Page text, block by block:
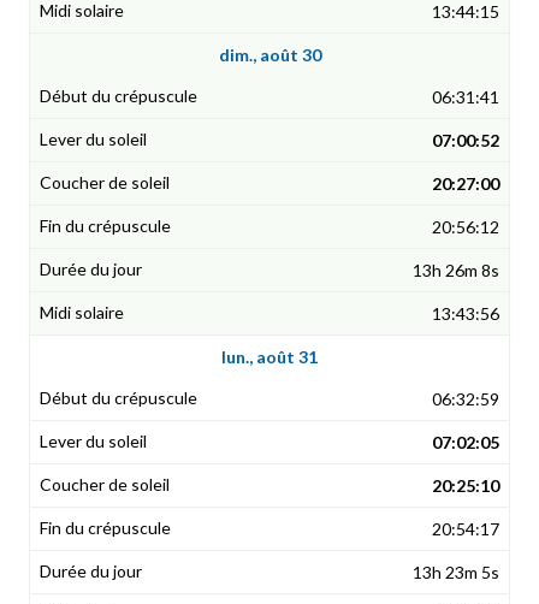
13:44:15
dim., août 30
06:31:41
07:00:52
20:27:00
20:56:12
13h 26m 8s
13:43:56
lun., août 31
06:32:59
07:02:05
20:25:10
20:54:17
13h 23m 5s